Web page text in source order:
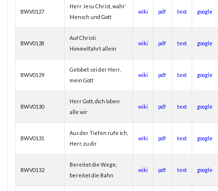
BWV0127
Herr Jesu Christ, wahr’
Mensch und Gott
wiki pdf text google
BWV0128
Auf Christi
Himmelfahrt allein
wiki pdf text google
BWV0129
Gelobet sei der Herr,
mein Gott
wiki pdf text google
BWV0130
Herr Gott, dich loben
alle wir
wiki pdf text google
BWV0131
Aus der Tiefen rufe ich,
Herr, zu dir
wiki pdf text google
BWV0132
Bereitet die Wege,
bereitet die Bahn
wiki pdf text google